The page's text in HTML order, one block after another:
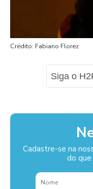
Crédito: Fabiano Florez
Siga o
Cadastre-se na
do